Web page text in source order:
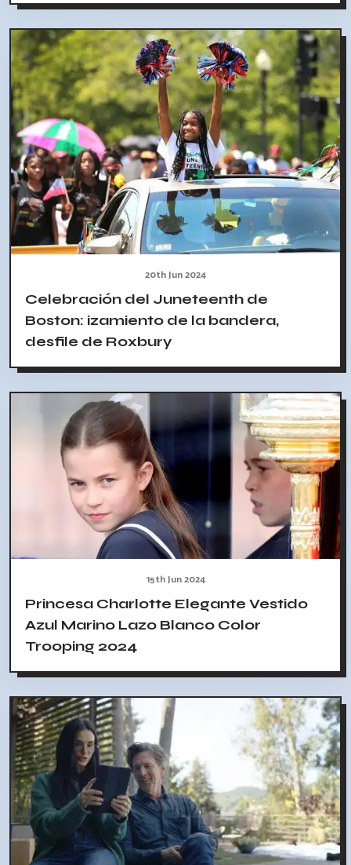
20th Jun 2024
Celebración del Juneteenth de
Boston: izamiento de la bandera,
desfile de Roxbury
15th Jun 2024
Princesa Charlotte Elegante Vestido
Azul Marino Lazo Blanco Color
Trooping 2024